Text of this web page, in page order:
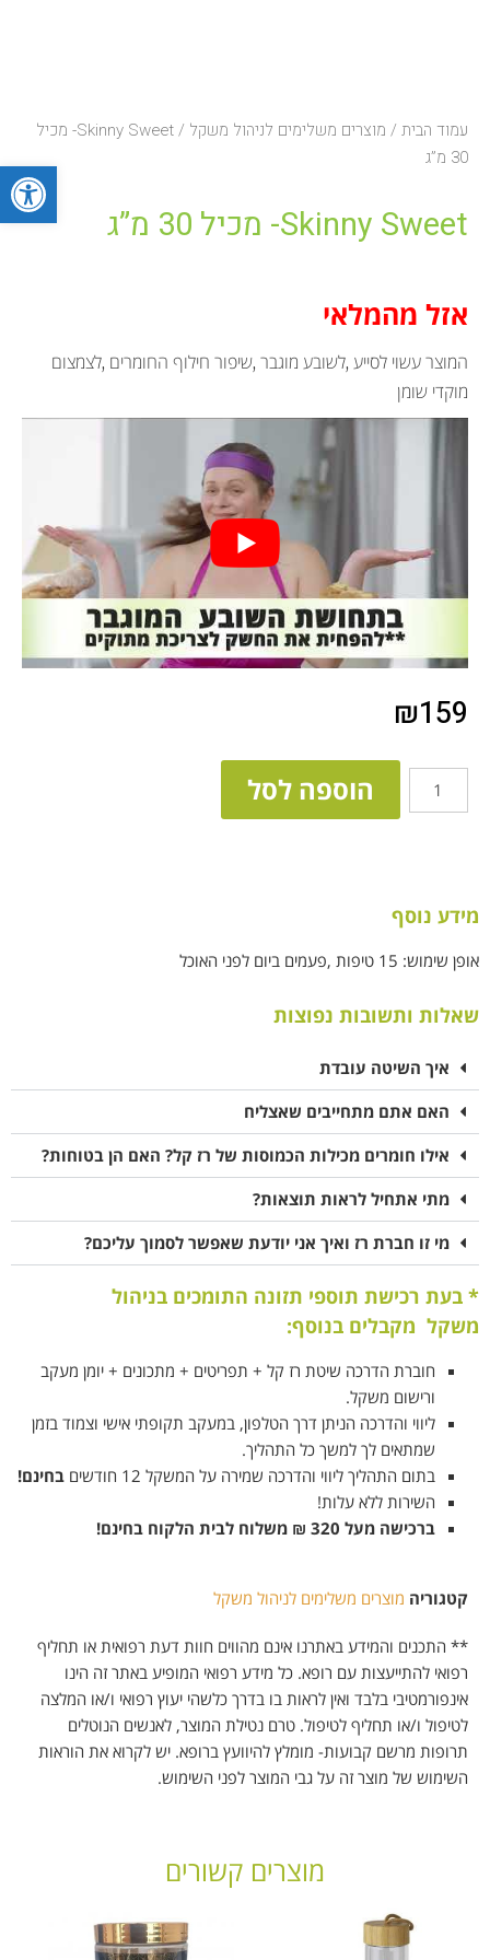
עמוד הבית/ מוצרים משלימים לניהול משקל
/ Skinny Sweet- מכיל
30 מ”ג
Skinny Sweet- מכיל 30 מ”ג
אזל מהמלאי
המוצר עשוי לסייע ,לשובע מוגבר ,שיפור חילוף החומרים ,לצמצום
מוקדי שומן
₪159
הוספה לסל
מידע נוסף
אופן שימוש: 15 טיפות ,פעמים ביום לפני האוכל
שאלות ותשובות נפוצות
איך השיטה עובדת
האם אתם מתחייבים שאצליח
אילו חומרים מכילות הכמוסות של רז קל? האם הן בטוחות?
מתי אתחיל לראות תוצאות?
מי זו חברת רז ואיך אני יודעת שאפשר לסמוך עליכם?
* בעת רכישת תוספי תזונה התומכים בניהול
משקל מקבלים בנוסף:
חוברת הדרכה שיטת רז קל + תפריטים + מתכונים + יומן מעקב
ורישום משקל.
ליווי והדרכה הניתן דרך הטלפון, במעקב תקופתי אישי וצמוד בזמן
שמתאים לך למשך כל התהליך.
בתום התהליך ליווי והדרכה שמירה על המשקל 12 חודשים
בחינם!
השירות ללא עלות!
ברכישה מעל 320
₪ משלוח לבית הלקוח בחינם!
קטגוריה מוצרים משלימים לניהול משקל
** התכנים והמידע באתרנו אינם מהווים חוות דעת רפואית או תחליף
רפואי להתייעצות עם רופא. כל מידע רפואי המופיע באתר זה הינו
אינפורמטיבי בלבד ואין לראות בו בדרך כלשהי יעוץ רפואי ו/או המלצה
לטיפול ו/או תחליף לטיפול. טרם נטילת המוצר, לאנשים הנוטלים
תרופות מרשם קבועות- מומלץ להיוועץ ברופא. יש לקרוא את הוראות
השימוש של מוצר זה על גבי המוצר לפני השימוש.
מוצרים קשורים
פתח